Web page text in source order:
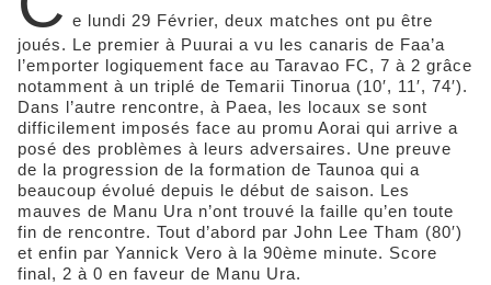
e lundi 29 Février, deux matches ont pu être
joués. Le premier à Puurai a vu les canaris de Faa’a
l’emporter logiquement face au Taravao FC, 7 à 2 grâce
notamment à un triplé de Temarii Tinorua (10′, 11′, 74′).
Dans l’autre rencontre, à Paea, les locaux se sont
difficilement imposés face au promu Aorai qui arrive a
posé des problèmes à leurs adversaires. Une preuve
de la progression de la formation de Taunoa qui a
beaucoup évolué depuis le début de saison. Les
mauves de Manu Ura n’ont trouvé la faille qu’en toute
fin de rencontre. Tout d’abord par John Lee Tham (80′)
et enfin par Yannick Vero à la 90ème minute. Score
final, 2 à 0 en faveur de Manu Ura.